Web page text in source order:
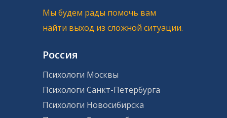
Мы будем рады помочь вам
найти выход из сложной ситуации.
Россия
Психологи Москвы
Психологи Санкт-Петербурга
Психологи Новосибирска